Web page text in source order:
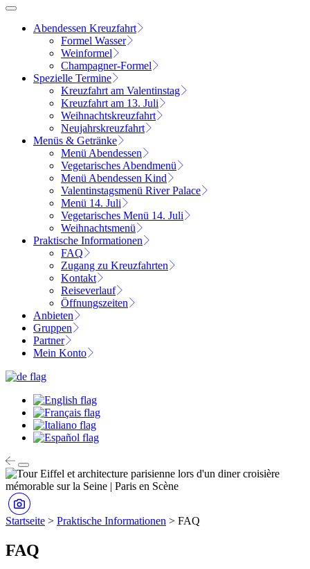
Abendessen Kreuzfahrt
Formel Wasser
Weinformel
Champagner-Formel
Spezielle Termine
Kreuzfahrt am Valentinstag
Kreuzfahrt am 13. Juli
Weihnachtskreuzfahrt
Neujahrskreuzfahrt
Menüs & Getränke
Menü Abendessen
Vegetarisches Abendmenü
Menü Abendessen Kind
Valentinstagsmenü River Palace
Menü 14. Juli
Vegetarisches Menü 14. Juli
Weihnachtsmenü
Praktische Informationen
FAQ
Zugang zu Kreuzfahrten
Kontakt
Reiseverlauf
Öffnungszeiten
Anbieten
Gruppen
Partner
Mein Konto
Startseite > Praktische Informationen > FAQ
FAQ